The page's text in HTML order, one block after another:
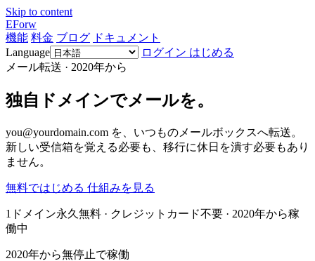
Skip to content
EForw
機能 料金 ブログ ドキュメント
Language
ログイン はじめる
メール転送 · 2020年から
独自ドメインでメールを。
you@yourdomain.com を、いつものメールボックスへ転送。
新しい受信箱を覚える必要も、移行に休日を潰す必要もあり
ません。
無料ではじめる 仕組みを見る
1ドメイン永久無料 · クレジットカード不要 · 2020年から稼
働中
2020年から無停止で稼働